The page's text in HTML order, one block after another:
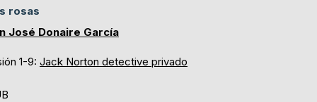
rosas
José Donaire García
1-9: Jack Norton detective privado